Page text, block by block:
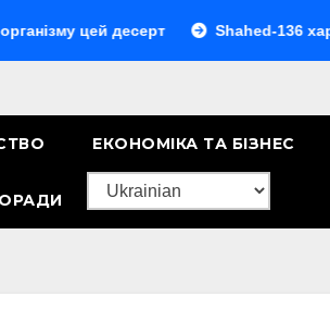
цей десерт Shahed-136
ЕКОНОМІКА ТА БІЗНЕС